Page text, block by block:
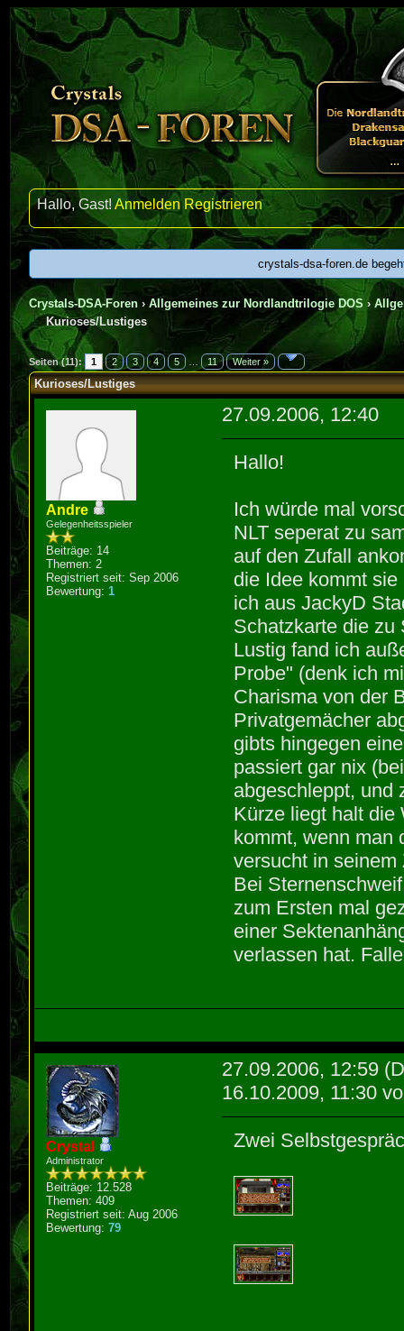
Hallo, Gast!Anmelden Registrieren
crystals-dsa-foren.de
Crystals-DSA-Foren ›Allgemeines zur Nordlandtrilogie DOS ›
Kurioses/Lustiges
Seiten (11): 1 2 3 4 5 … 11 Weiter »
Kurioses/Lustiges
Andre
Gelegenheitsspieler
Beiträge: 14
Themen: 2
Registriert seit: Sep 2006
Bewertung: 1
27.09.2006, 12:40
Hallo!
Ich würde mal
NLT seperat zu
auf den Zufall
die Idee kommt
ich aus JackyD
Schatzkarte die zu
Lustig fand ich
Probe" (denk ich
Charisma von der
Privatgemächer
gibts hingegen
passiert gar nix
abgeschleppt, und
Kürze liegt halt die
kommt, wenn man
versucht in
Bei
zum Ersten mal
einer
verlassen hat.
Crystal
Administrator
Beiträge: 12.528
Themen: 409
Registriert seit: Aug 2006
Bewertung:79
27.09.2006, 12:59
16.10.2009, 11:30
Zwei